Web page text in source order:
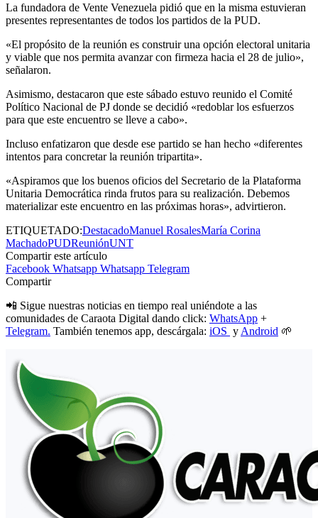
La fundadora de Vente Venezuela pidió que en la misma estuvieran
presentes representantes de todos los partidos de la PUD.
«El propósito de la reunión es construir una opción electoral unitaria
y viable que nos permita avanzar con firmeza hacia el 28 de julio»,
señalaron.
Asimismo, destacaron que este sábado estuvo reunido el Comité
Político Nacional de PJ donde se decidió «redoblar los esfuerzos
para que este encuentro se lleve a cabo».
Incluso enfatizaron que desde ese partido se han hecho «diferentes
intentos para concretar la reunión tripartita».
«Aspiramos que los buenos oficios del Secretario de la Plataforma
Unitaria Democrática rinda frutos para su realización. Debemos
materializar este encuentro en las próximas horas», advirtieron.
ETIQUETADO:DestacadoManuel RosalesMaría Corina
MachadoPUDReuniónUNT
Compartir este artículo
Facebook Whatsapp Whatsapp Telegram
Compartir
📲 Sigue nuestras noticias en tiempo real uniéndote a las
comunidades de Caraota Digital dando click: WhatsApp +
Telegram. También tenemos app, descárgala: iOS y Android 🌱